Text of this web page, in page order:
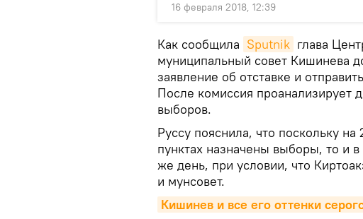
16 февраля 2018, 12:39
Как сообщила Sputnik глава
муниципальный совет Кишинева
заявление об отставке и
После комиссия проанализирует
выборов.
Руссу пояснила, что поскольку
пунктах назначены выборы, то и
же день, при условии, что
и мунсовет.
Кишинев и все его оттенки